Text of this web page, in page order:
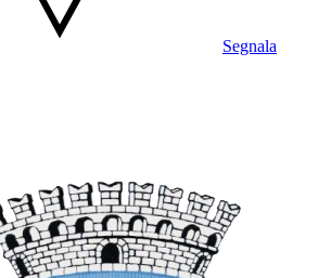
Segnala